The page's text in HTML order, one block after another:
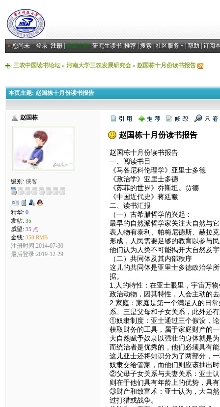
»您尚未登录 注册|返回主站|研究生读书|推荐|搜索|社区服务 |帮助|订阅
三农中国读书论坛» 河南大学三农发展研究会» 赵国栋十月份读书报告
本页主题: 赵国栋十月份读书报告
赵国栋
级别: 侠客
精华: 0
发帖: 35
威望: 35 点
金钱: 350 RMB
注册时间:2014-07-30
最后登录:2019-12-29
赵国栋十月份读书报告
赵国栋十月份读书报告
一、阅读书目
《马各尼科伦理学》亚里士多德
《政治学》亚里士多德
《苏菲的世界》乔斯坦。贾德
《中国近代史》蒋廷黻
二、读书汇报
（一）古希腊哲学的兴起：
最早的自然派哲学家关注大自然与
表人物有泰利、帕梅尼德斯、赫拉
形成，人民需要足够的教育以参与
他们认为人类不可能揭开大自然及
（二）共同体及其内部秩序
这儿的共同体是亚里士多德政治学
据。
1.人的特性：在亚士眼里，宇宙万
政治动物，因其特性，人会主动的
2.家庭：家庭是第一个满足人的日
系、三是父母和子女关系，此外还
①奴隶制度：亚士通过三个假设，
获取财务的工具，属于家庭财产的
大自然赋予奴隶以强壮的身体就是
而统治者是优秀的，他们必须具有
这儿亚士还将知识分为了两部分，
奴隶交给管家，而他们则应该抽出
②父母子女关系与夫妻关系：亚士
则在于他们具有年龄上的优势，具
③财产和致富术：亚士认为，大自
过打猎或战争。